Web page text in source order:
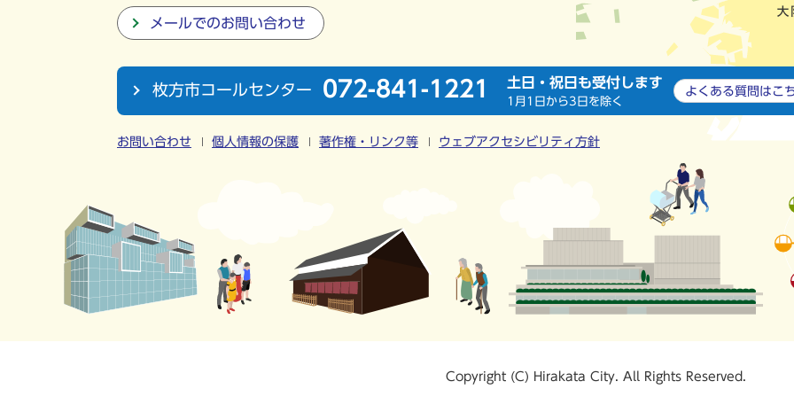
メールでのお問い合わせ
枚方市コールセンター 072-841-1221 土日・祝日も受付します
1月1日から3日を除く
よくある質問は こ
お問い合わせ 個人情報の保護 著作権・リンク等 ウェブアクセシビリティ方針
Copyright (C) Hirakata City. All Rights Reserved.